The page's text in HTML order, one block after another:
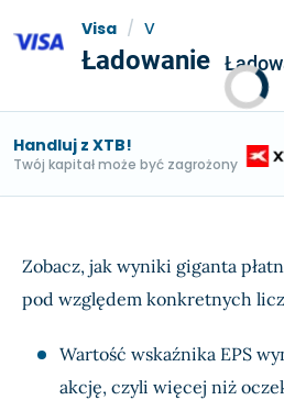
Visa / V
Ładowanie
Handluj z XTB!
Twój kapitał może być zagrożony
Zobacz, jak wyniki giganta
pod względem konkretnych
Wartość wskaźnika EPS
akcję, czyli więcej niż